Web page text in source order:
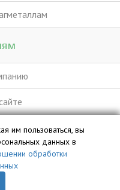
интеллектуальной
охраняется законом.
им пользоваться, вы
данных в
обработки